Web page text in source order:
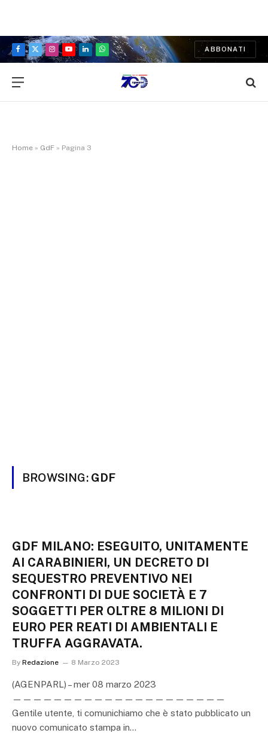
Facebook
X
Instagram
YouTubeLinkedInWhatsApp
ABBONATI
Home » GdF » Pagina 3
BROWSING: GDF
GDF MILANO: ESEGUITO, UNITAMENTE
AI CARABINIERI, UN DECRETO DI
SEQUESTRO PREVENTIVO NEI
CONFRONTI DI DUE SOCIETÀ E 7
SOGGETTI PER OLTRE 8 MILIONI DI
EURO PER REATI DI AMBIENTALI E
TRUFFA AGGRAVATA.
By Redazione 8 Marzo 2023
(AGENPARL) – mer 08 marzo 2023
—————————————————————
Gentile utente, ti comunichiamo che è stato pubblicato un
nuovo comunicato stampa in…